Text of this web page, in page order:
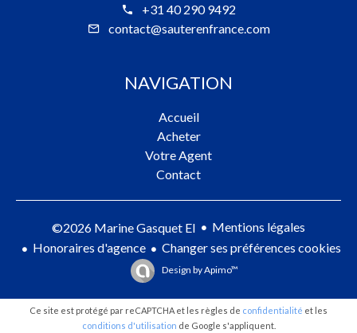
+31 40 290 9492
contact@sauterenfrance.com
NAVIGATION
Accueil
Acheter
Votre Agent
Contact
©2026 Marine Gasquet EI
Mentions légales
Honoraires d'agence
Changer ses préférences cookies
Design byApimo™
Ce site est protégé par reCAPTCHA et les règles de confidentialité et les
conditions d'utilisation de Google s'appliquent.